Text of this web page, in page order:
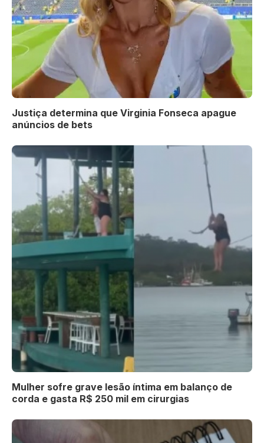
Justiça determina que Virginia Fonseca apague
anúncios de bets
Mulher sofre grave lesão íntima em balanço de
corda e gasta R$ 250 mil em cirurgias